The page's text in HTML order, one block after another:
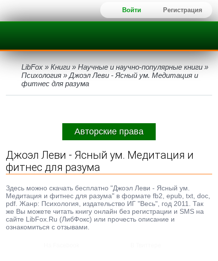
Войти Регистрация
LibFox » Книги » Научные и научно-популярные книги »
Психология » Джоэл Леви - Ясный ум. Медитация и
фитнес для разума
Авторские права
Джоэл Леви - Ясный ум. Медитация и
фитнес для разума
Здесь можно скачать бесплатно "Джоэл Леви - Ясный ум.
Медитация и фитнес для разума" в формате fb2, epub, txt, doc,
pdf. Жанр: Психология, издательство ИГ "Весь", год 2011. Так
же Вы можете читать книгу онлайн без регистрации и SMS на
сайте LibFox.Ru (ЛибФокс) или прочесть описание и
ознакомиться с отзывами.